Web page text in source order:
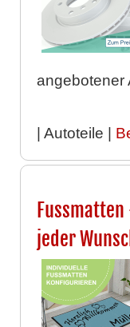
angebotener
| Autoteile |
jeder